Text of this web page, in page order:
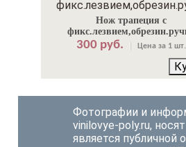
Нож трапеция с
300 руб. Цена за 1 шт.
Фотографии и
vinilovye-poly.ru,
является публичной